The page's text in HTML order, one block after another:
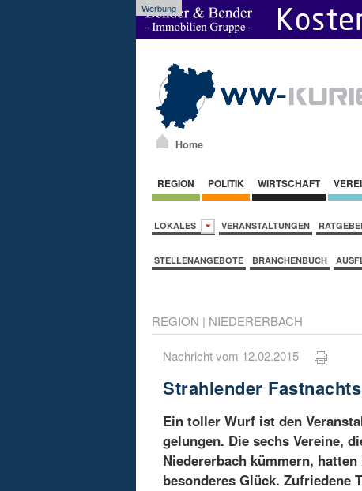
Werbung
Home
REGION POLITIK WIRTSCHAFT
LOKALES VERANSTALTUNGEN
STELLENANGEBOTE BRANCHENBUCH
REGION | NIEDERERBACH
Nachricht vom 12.02.2015
Strahlender
Ein toller Wurf ist den
gelungen. Die sechs Vereine,
Niedererbach kümmern,
besonderes Glück. Zufriedene